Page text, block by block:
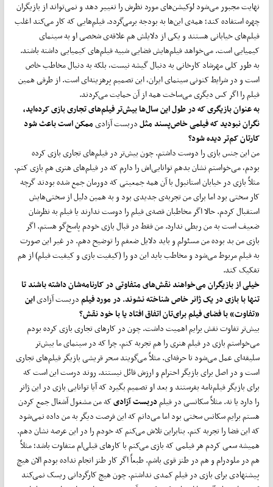
نهایت مجبور می‌شود لوکیشن‌های مورد نظرش را تغییر دهد و نمی‌تواند از بازیگران
چهره استفاده کند؛ همه‌ی این‌ها به بودجه برمی‌گردد. فیلم‌هایی که کار می‌کند اغلب
فیلم‌های خیابانی هستند و یکی از دلایلش هم علاقه‌ی شخصی او به سینمای
کیمیایی است. می‌خواهد فیلم‌هایش فضایی شبیه فیلم‌های کیمیایی داشته باشند.
به طور کلی مهرشاد کارخانی به دنبال گیشه نیست، بلکه به دنبال مخاطب خاص
است و در شرایط کنونی سینمای ایران، این تصمیم پرهزینه‌ای است. از طرفی همین
فیلم را اگر کس دیگری می‌ساخت همه از آن حمایت می‌کردند.
به عنوان بازیگری که در طول این سالها بیشتر فیلمهای تجاری بازی کردهاید،
نگران نبودید که فیلمی خاصپسند مثلدربست آزادیممکن است باعث شود
کارتان کمتر دیده شود؟
من این جنس بازی را دوست داشتم. چون بیش‌تر در فیلم‌های تجاری بازی کرده
بودم، می‌خواستم نشان بدهم توانایی‌اش را دارم که در فیلم‌های هنری هم بازی کنم.
مثلاً بازی در خیابان استانبول با آن همه جمعیتی که دورمان جمع شده بودند گرچه
کار سختی بود اما برای من تجربه‌ی جدیدی بود و به همین دلیل از سختی‌هایش
استقبال کردم. حالا اگر مخاطبان قصه‌ی فیلم را دوست ندارند یا فیلم به نظرشان
ضعیف است به من ربطی ندارد. من فقط در قبال بازی خودم پاسخ‌گو هستم. اگر
بازی من بد بوده من مسئولم و باید دلایل ضعفم را توضیح دهم. در غیر این صورت
به فیلم مربوط می‌شود و مخاطب باید این دو را (کیفیت بازی و کیفیت فیلم) از هم
تفکیک کند.
خیلی از بازیگران میخواهند نقشهای متفاوتی در کارنامهشان داشته باشند تا
تنها با بازی در یک ژانر خاص شناخته نشوند. در مورد فیلمدربست آزادیاین
«تفاوت» با فضای فیلم برایتان اتفاق افتاد یا با خود نقش؟
بیش‌تر تفاوت نقش برایم اهمیت داشت. چون در کارهای تجاری بازی کرده بودم
می‌خواستم بازی در فیلم هنری را هم تجربه کنم. چرا که در سینمای ما بیش‌تر
سلیقه‌ای عمل می‌شود تا حرفه‌ای. مثلاً می‌گویند سحر قریشی بازیگر فیلم‌های تجاری
است و در اصل برای بازیگر احترام و ارزش قائل نیستند. روند درست این است که
برای بازیگر فیلم‌نامه بفرستند و بعد او تصمیم بگیرد که آیا توانایی بازی در این ژانر
را دارد یا نه. مثلاً سکانسی در فیلمدربست آزادیکه من مشغول آشغال جمع کردن
هستم برایم سکانس سختی بود اما می‌دانم که این فرصت دیگر به من داده نمی‌شود
که این فضا را تجربه کنم. بنابراین تلاش می‌کنم که خودم را در این عرصه نشان دهم.
همیشه سعی کردم هر فیلمی که بازی می‌کنم با کارهای قبلی‌ام متفاوت باشد؛ مثلاً
هم در ملودرام و هم در طنز قوی باشم. طبعاً اگر کار طنز انجام نداده بودم الان هیچ
پیشنهادی برای بازی در فیلم کمدی نداشتم. چون هیچ کارگردانی ریسک نمی‌کند